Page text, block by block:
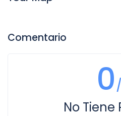
Comentario
0
No Tiene